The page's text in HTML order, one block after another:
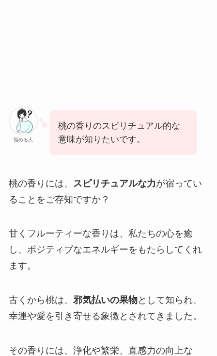
悩める人
桃の香りのスピリチュアル的な
意味が知りたいです。
桃の香りには、 スピリチュアルな力が宿ってい
ることをご存知ですか？
甘くフルーティーな香りは、私たちの心を癒
し、ポジティブなエネルギーをもたらしてくれ
ます。
古くから桃は、 邪気払いの果物として知られ、
幸運や愛を引き寄せる象徴とされてきました。
その香りには、浄化や繁栄、直感力の向上な